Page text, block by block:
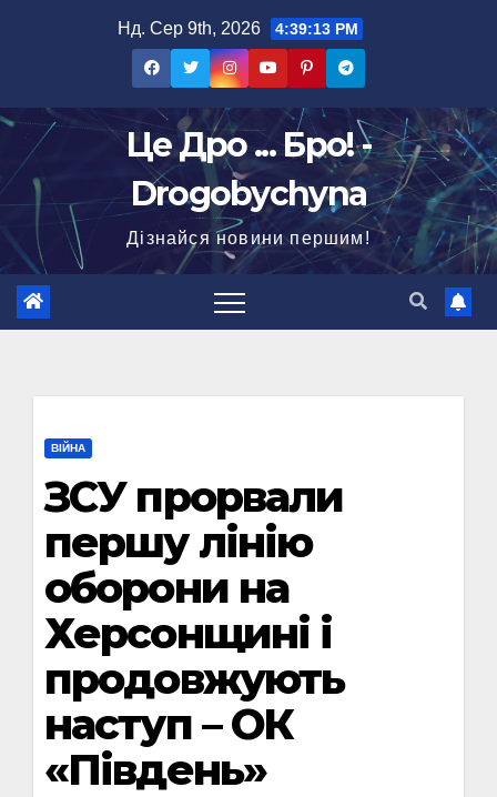
Нд. Сер 9th, 2026 4:39:14 PM
Це Дро ... Бро! -
Drogobychyna
Дізнайся новини першим!
ВІЙНА
ЗСУ прорвали
першу лінію
оборони на
Херсонщині і
продовжують
наступ – ОК
«Південь»